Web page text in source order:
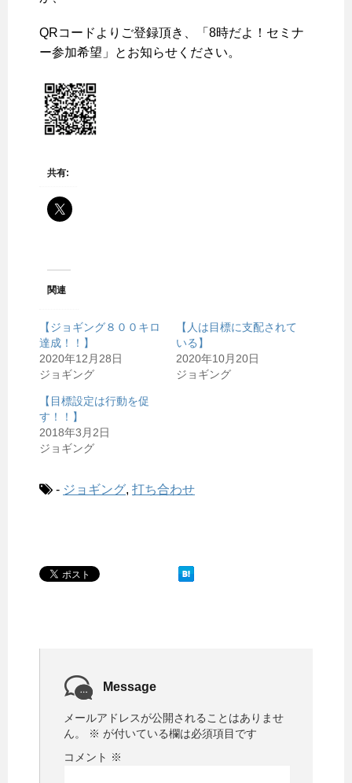
QRコードよりご登録頂き、「8時だよ！セミナ
ー参加希望」とお知らせください。
共有:
関連
【ジョギング８００キロ
達成！！】
2020年12月28日
ジョギング
【人は目標に支配されて
いる】
2020年10月20日
ジョギング
【目標設定は行動を促
す！！】
2018年3月2日
ジョギング
- ジョギング, 打ち合わせ
Message
メールアドレスが公開されることはありませ
ん。
※ が付いている欄は必須項目です
コメント ※